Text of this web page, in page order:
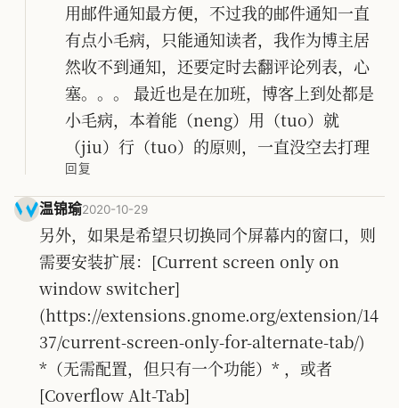
用邮件通知最方便，不过我的邮件通知一直
有点小毛病，只能通知读者，我作为博主居
然收不到通知，还要定时去翻评论列表，心
塞。。。 最近也是在加班，博客上到处都是
小毛病，本着能（neng）用（tuo）就
（jiu）行（tuo）的原则，一直没空去打理
回复
温锦瑜2020-10-29
另外，如果是希望只切换同个屏幕内的窗口，则
需要安装扩展：[Current screen only on
window switcher]
(https://extensions.gnome.org/extension/14
37/current-screen-only-for-alternate-tab/)
*（无需配置，但只有一个功能）* ，或者
[Coverflow Alt-Tab]